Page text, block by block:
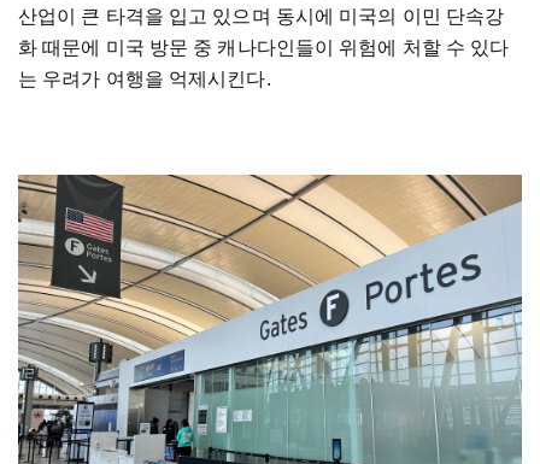
산업이 큰 타격을 입고 있으며 동시에 미국의 이민 단속강
화 때문에 미국 방문 중 캐나다인들이 위험에 처할 수 있다
는 우려가 여행을 억제시킨다.